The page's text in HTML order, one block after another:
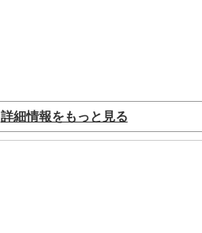
詳細情報をもっと見る